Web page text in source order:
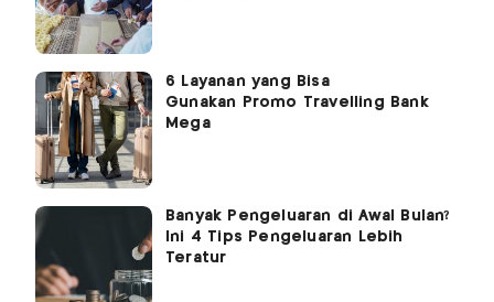
6 Layanan yang Bisa
Gunakan Promo Travelling Bank
Mega
Banyak Pengeluaran di Awal Bulan?
Ini 4 Tips Pengeluaran Lebih
Teratur